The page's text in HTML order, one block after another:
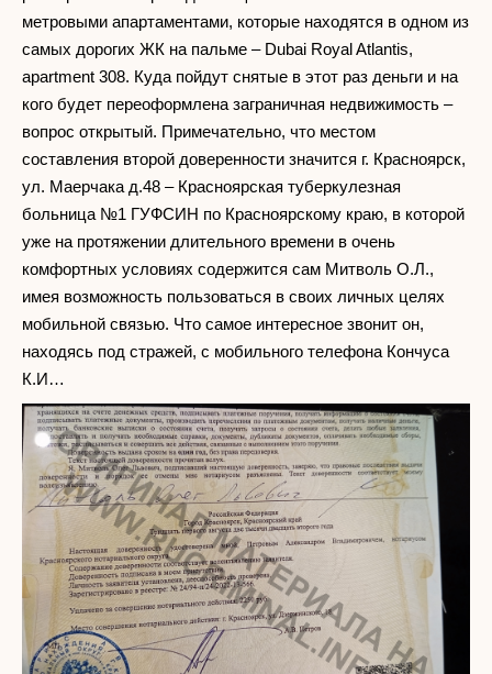
метровыми апартаментами, которые находятся в одном из
самых дорогих ЖК на пальме – Dubai Royal Atlantis,
apartment 308. Куда пойдут снятые в этот раз деньги и на
кого будет переоформлена заграничная недвижимость –
вопрос открытый. Примечательно, что местом
составления второй доверенности значится г. Красноярск,
ул. Маерчака д.48 – Красноярская туберкулезная
больница №1 ГУФСИН по Красноярскому краю, в которой
уже на протяжении длительного времени в очень
комфортных условиях содержится сам Митволь О.Л.,
имея возможность пользоваться в своих личных целях
мобильной связью. Что самое интересное звонит он,
находясь под стражей, с мобильного телефона Кончуса
К.И…